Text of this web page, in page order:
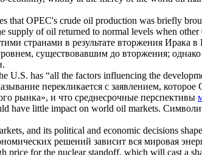
that OPEC's crude oil production was briefly
supply of oil returned to normal levels when
странами в результате вторжения Ирака
существовавшим до вторжения; однако
U.S. has “all the factors influencing the
перекликается с заявлением,
рынка», и что среднесрочные перспективы
have little impact on world oil markets.
, and its political and economic decisions
решений зависит вся мировая
price for the nuclear standoff, which will cast a